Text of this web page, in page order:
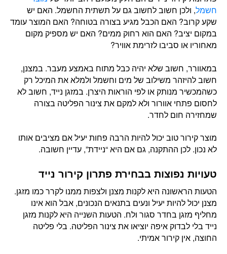
חשמל, ולכן חשוב לחשוב גם על תשתית החשמל. האם יש
שקע קרוב? האם הכבל מגיע בצורה בטוחה? האם המוצר עומד
במקום יציב? האם הוא רחוק ממים? האם יש מספיק מקום
מאחוריו או סביבו לזרימת אוויר?
במאוורר, חשוב שלא יהיה כבל מתוח באמצע מעבר. במצנן,
חשוב להיזהר משילוב של מים וחשמל ולמלא את המיכל רק
כשהמכשיר מנותק או לפי הוראות היצרן. במזגן נייד, חשוב לא
לחסום פתחי אוורור ולא למקם את צינור הפליטה בצורה
שמחזירה חום לחדר.
מוצר קירור טוב יכול להיות הרבה פחות יעיל אם מציבים אותו
לא נכון. לכן ההתקנה, גם אם היא “ניידת”, עדיין חשובה.
טעויות נפוצות בבחירת פתרון קירור נייד
הטעות הראשונה היא לקנות מצנן ולצפות ממנו לקרר כמו מזגן.
מצנן יכול להיות יעיל ונעים בתנאים הנכונים, אבל הוא אינו
מחליף מזגן בחדר סגור ולח. הטעות השנייה היא לקנות מזגן
נייד בלי לבדוק איפה יוציאו את צינור הפליטה. בלי פליטה
החוצה, אין קירור אמיתי.